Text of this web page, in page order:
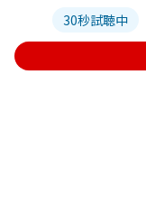
30秒試聴中